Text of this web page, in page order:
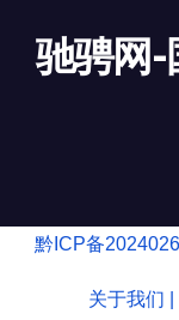
驰骋网-
黔ICP备
关于我们 |